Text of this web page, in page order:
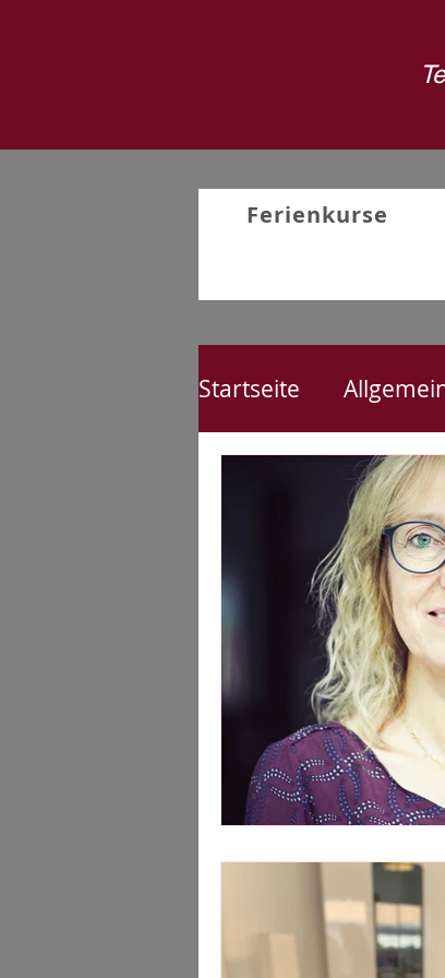
Ferienkurse
Startseite